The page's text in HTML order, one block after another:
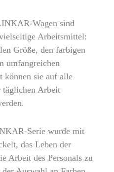
Wagen sind
Arbeitsmittel:
Größe, den farbigen
umfangreichen
können sie auf alle
täglichen Arbeit
Serie wurde mit
das Leben der
Arbeit des Personals zu